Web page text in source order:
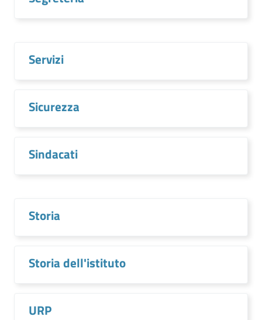
Servizi
Sicurezza
Sindacati
Storia
Storia dell'istituto
URP